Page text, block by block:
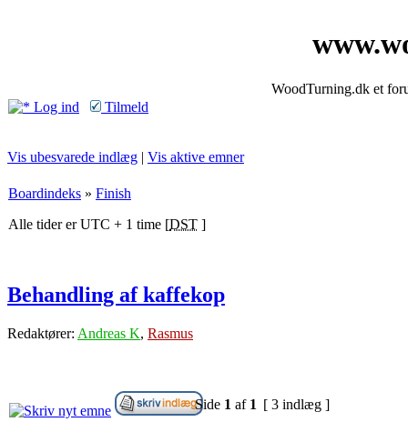
WoodTurning.dk et
Log ind
Tilmeld
Vis ubesvarede indlæg | Vis aktive emner
Boardindeks » Finish
Alle tider er UTC + 1 time [DST ]
Behandling af kaffekop
Redaktører: Andreas K, Rasmus
Side 1 af 1 [ 3 indlæg ]